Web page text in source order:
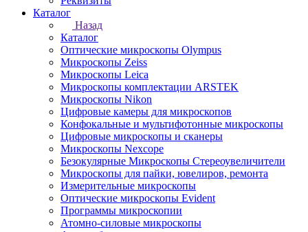
Каталог
Назад
Каталог
Оптические микроскопы Olympus
Микроскопы Zeiss
Микроскопы Leica
Микроскопы комплектации ARSTEK
Микроскопы Nikon
Цифровые камеры для микроскопов
Конфокальные и мультифотонные микроскопы
Цифровые микроскопы и сканеры
Микроскопы Nexcope
Безокулярные Микроскопы Стереоувеличители
Микроскопы для пайки, ювелиров, ремонта
Измерительные микроскопы
Оптические микроскопы Evident
Программы микроскопии
Атомно-силовые микроскопы